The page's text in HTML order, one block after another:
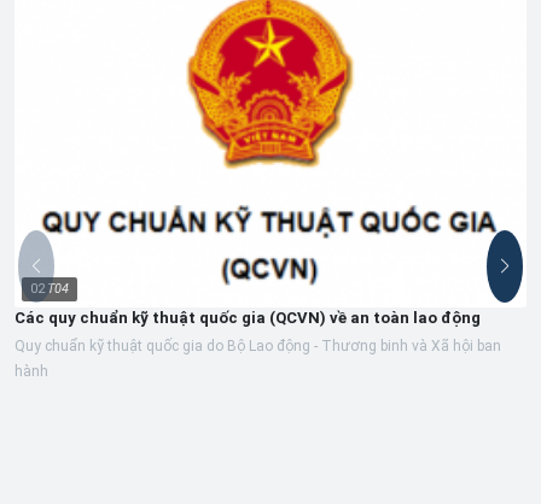
02 T04
Các quy chuẩn kỹ thuật quốc gia (QCVN) về an toàn lao động
Quy chuẩn kỹ thuật quốc gia do Bộ Lao động - Thương binh và Xã hội ban
hành